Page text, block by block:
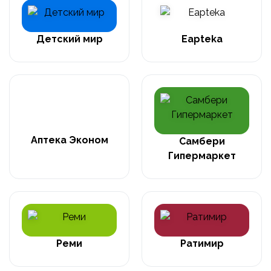
Детский мир Eapteka
Аптека Эконом
Самбери
Гипермаркет
Реми Ратимир